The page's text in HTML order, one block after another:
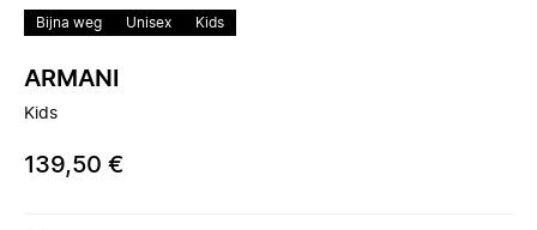
Bijna weg Unisex Kids
ARMANI
Kids
139,50 €